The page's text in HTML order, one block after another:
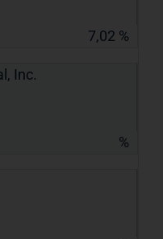
7,02 %
Inc.
%